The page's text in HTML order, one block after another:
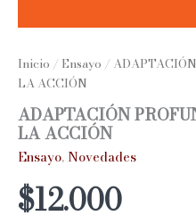
Inicio / Ensayo /
LA ACCIÓN
ADAPTACIÓN
LA ACCIÓN
Ensayo,Novedades
$12.000